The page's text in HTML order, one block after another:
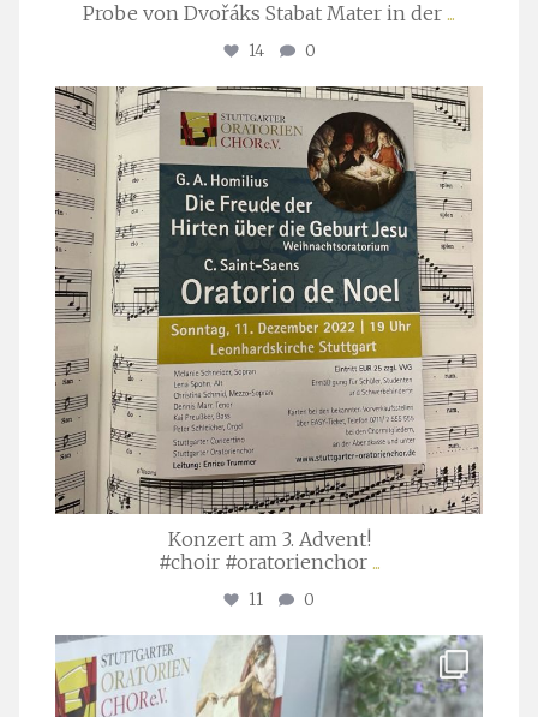
Probe von Dvořáks Stabat Mater in der ...
14 0
stuttgarter_oratorienchor
Nov. 29
Konzert am 3. Advent!
#choir #oratorienchor ...
11 0
stuttgarter_oratorienchor
Juli 23